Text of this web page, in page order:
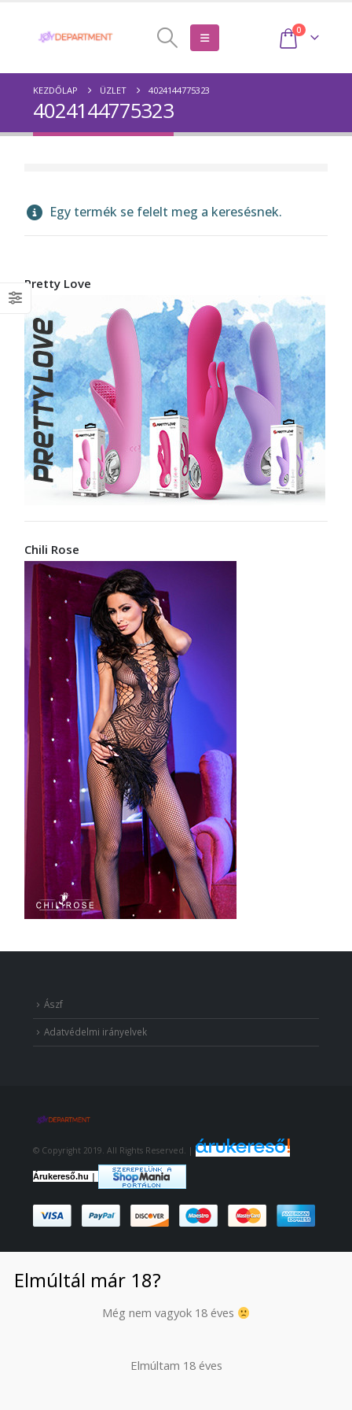
0
KEZDŐLAP ÜZLET 4024144775323
4024144775323
Egy termék se felelt meg a keresésnek.
Pretty Love
Chili Rose
Ászf
Adatvédelmi irányelvek
© Copyright 2019. All Rights Reserved. |
Árukereső.hu |
Elmúltál már 18?
Még nem vagyok 18 éves
Elmúltam 18 éves